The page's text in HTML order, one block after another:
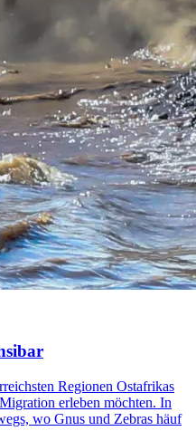
Regionen Ostafrikas
erleben möchten. In
wo Gnus und Zebras häuf